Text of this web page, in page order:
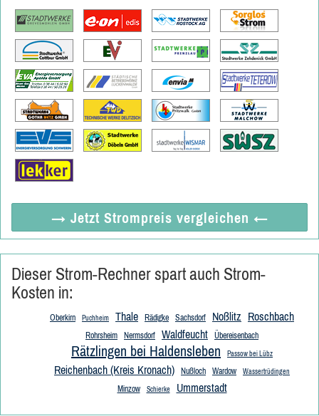
→ Jetzt Strompreis vergleichen ←
Dieser Strom-Rechner spart auch Strom-
Kosten in:
Oberkirn Puchheim Thale Rädigke Sachsdorf Noßlitz Roschbach
Rohrsheim Nermsdorf Waldfeucht Übereisenbach
Rätzlingen bei Haldensleben Passow bei Lübz
Reichenbach (Kreis Kronach) Nußloch Wardow Wassertrüdingen
Minzow Schierke Ummerstadt